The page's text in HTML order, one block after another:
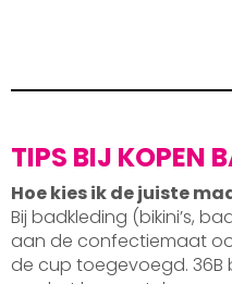
TIPS BIJ KOPEN
Hoe kies ik de juiste
Bij badkleding (bikini’s,
aan de confectiemaat
de cup toegevoegd.